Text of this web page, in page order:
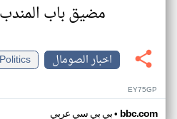
مضيق باب
اخبار الصومال
Politics
EY75GP
بي بي سي عربي• bbc.com